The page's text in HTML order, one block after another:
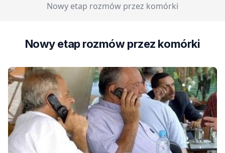
Nowy etap rozmów przez komórki
Nowy etap rozmów przez komórki